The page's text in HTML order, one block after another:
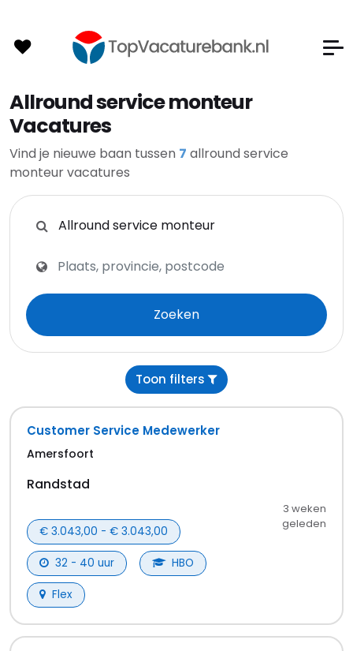
Allround service monteur
Vacatures
Vind je nieuwe baan tussen 7 allround service
monteur vacatures
Zoeken op functie, trefwoorden of bedrijf
Zoeken op plaats, provincie of postcode
Zoeken
Toon filters
Customer Service Medewerker
Amersfoort
Randstad
€ 3.043,00 - € 3.043,00
32 - 40 uur HBO
Flex
3 weken
geleden